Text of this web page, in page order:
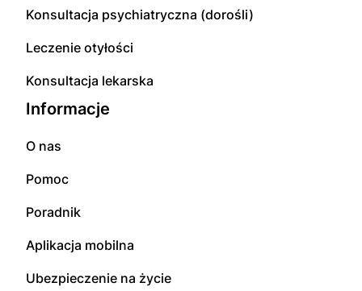
Konsultacja psychiatryczna (dorośli)
Leczenie otyłości
Konsultacja lekarska
Informacje
O nas
Pomoc
Poradnik
Aplikacja mobilna
Ubezpieczenie na życie